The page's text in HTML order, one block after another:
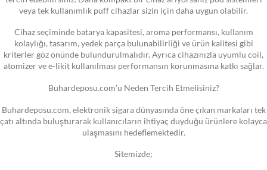
veya tek kullanımlık puff cihazlar sizin için daha uygun olabilir.
Cihaz seçiminde batarya kapasitesi, aroma performansı, kullanım
kolaylığı, tasarım, yedek parça bulunabilirliği ve ürün kalitesi gibi
kriterler göz önünde bulundurulmalıdır. Ayrıca cihazınızla uyumlu coil,
atomizer ve e-likit kullanılması performansın korunmasına katkı sağlar.
Buhardeposu.com’u Neden Tercih Etmelisiniz?
Buhardeposu.com, elektronik sigara dünyasında öne çıkan markaları tek
çatı altında buluşturarak kullanıcıların ihtiyaç duyduğu ürünlere kolayca
ulaşmasını hedeflemektedir.
Sitemizde;